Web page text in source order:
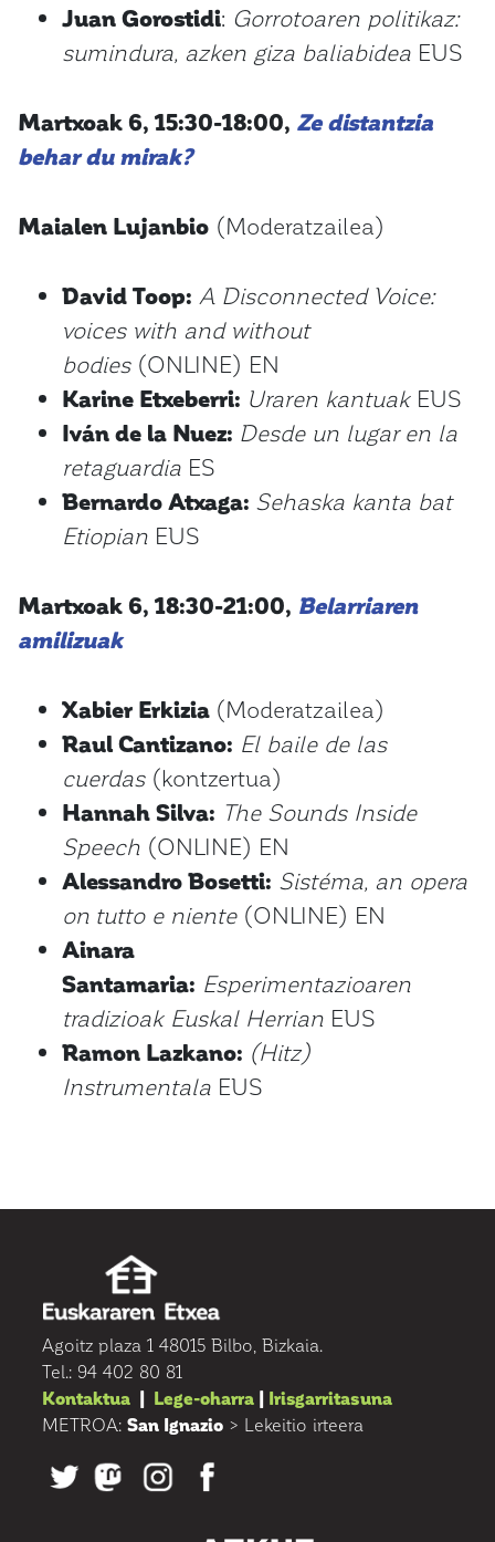
Juan Gorostidi: Gorrotoaren politikaz:
sumindura, azken giza baliabidea EUS
Martxoak 6, 15:30-18:00, Ze distantzia
behar du mirak?
Maialen Lujanbio (Moderatzailea)
David Toop: A Disconnected Voice:
voices with and without
bodies (ONLINE) EN
Karine Etxeberri: Uraren kantuak EUS
Iván de la Nuez: Desde un lugar en la
retaguardia ES
Bernardo Atxaga: Sehaska kanta bat
Etiopian EUS
Martxoak 6, 18:30-21:00, Belarriaren
amilizuak
Xabier Erkizia (Moderatzailea)
Raul Cantizano: El baile de las
cuerdas(kontzertua)
Hannah Silva: The Sounds Inside
Speech (ONLINE) EN
Alessandro Bosetti: Sistéma, an opera
on tutto e niente(ONLINE) EN
Ainara
Santamaria: Esperimentazioaren
tradizioak Euskal Herrian EUS
Ramon Lazkano: (Hitz)
Instrumentala EUS
Agoitz plaza 1 48015 Bilbo, Bizkaia.
Tel.: 94 402 80 81
Kontaktua | Lege-oharra | Irisgarritasuna
METROA: San Ignazio > Lekeitio irteera